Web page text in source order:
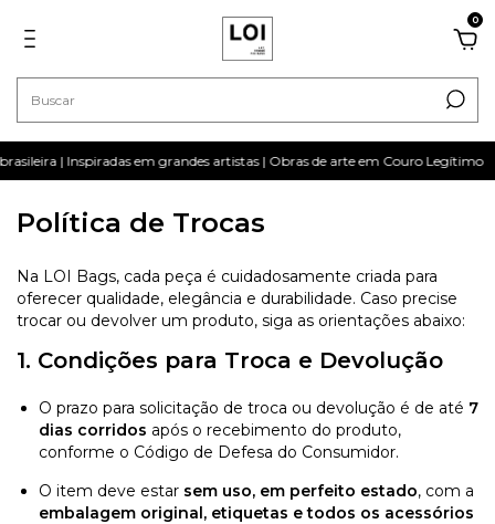
0
| Inspiradas em grandes artistas | Obras de arte em Couro Legítimo
Política de Trocas
Na LOI Bags, cada peça é cuidadosamente criada para
oferecer qualidade, elegância e durabilidade. Caso precise
trocar ou devolver um produto, siga as orientações abaixo:
1. Condições para Troca e Devolução
O prazo para solicitação de troca ou devolução é de até 7
dias corridos após o recebimento do produto,
conforme o Código de Defesa do Consumidor.
O item deve estar sem uso, em perfeito estado, com a
embalagem original, etiquetas e todos os acessórios